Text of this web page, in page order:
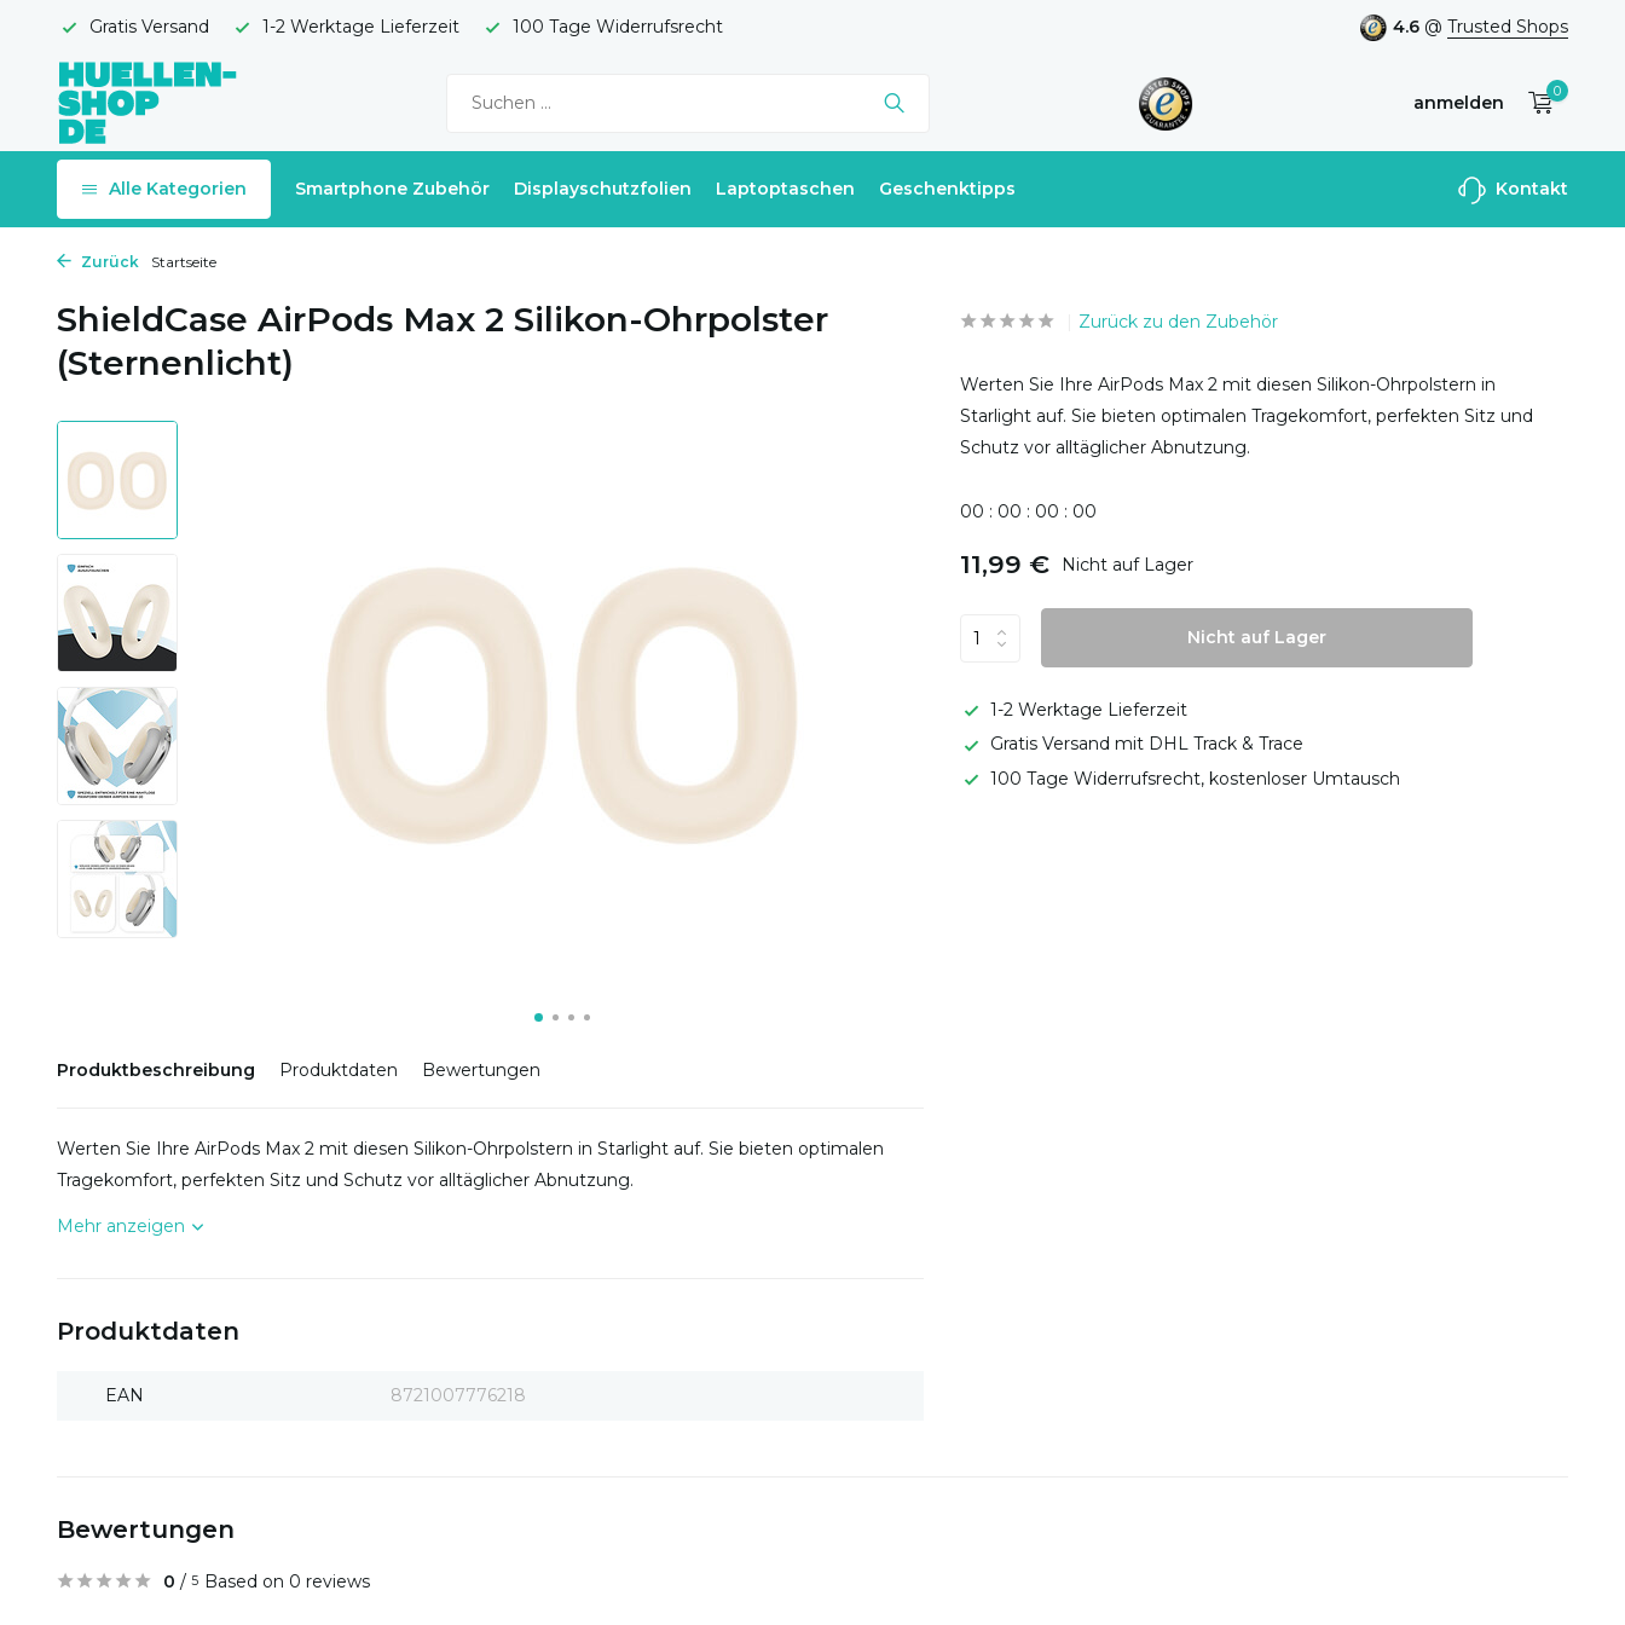
Gratis Versand 1-2 Werktage Lieferzeit 100 Tage Widerrufsrecht 4.6 @ Trusted Shops
anmelden
Benutzerkonto
0
Alle Kategorien Smartphone Zubehör Displayschutzfolien Laptoptaschen Geschenktipps Kontakt
Zurück Startseite
ShieldCase AirPods Max 2 Silikon-Ohrpolster
(Sternenlicht)
Produktbeschreibung Produktdaten Bewertungen
Werten Sie Ihre AirPods Max 2 mit diesen Silikon-Ohrpolstern in Starlight auf. Sie bieten optimalen
Tragekomfort, perfekten Sitz und Schutz vor alltäglicher Abnutzung.
Mehr anzeigen
Produktdaten
EAN 8721007776218
Zurück zu den Zubehör
Werten Sie Ihre AirPods Max 2 mit diesen Silikon-Ohrpolstern in
Starlight auf. Sie bieten optimalen Tragekomfort, perfekten Sitz und
Schutz vor alltäglicher Abnutzung.
00 : 00 : 00 : 00
11,99 € Nicht auf Lager
Nicht auf Lager
1-2 Werktage Lieferzeit
Gratis Versand mit DHL Track & Trace
100 Tage Widerrufsrecht, kostenloser Umtausch
Bewertungen
0 / 5 Based on 0 reviews